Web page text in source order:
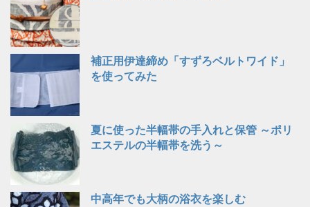
補正用伊達締め「すずろベルトワイド」
を使ってみた
夏に使った半幅帯の手入れと保管 ～ポリ
エステルの半幅帯を洗う～
中高年でも大柄の浴衣を楽しむ